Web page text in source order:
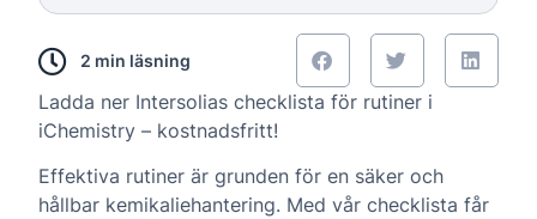
2 min läsning
Ladda ner Intersolias checklista för rutiner i
iChemistry – kostnadsfritt!
Effektiva rutiner är grunden för en säker och
hållbar kemikaliehantering. Med vår checklista får